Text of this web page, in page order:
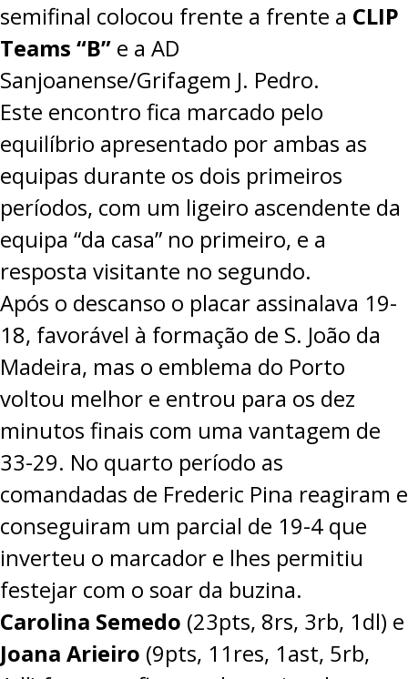
semifinal colocou frente a frente a CLIP
Teams “B” e a AD
Sanjoanense/Grifagem J. Pedro.
Este encontro fica marcado pelo
equilíbrio apresentado por ambas as
equipas durante os dois primeiros
períodos, com um ligeiro ascendente da
equipa “da casa” no primeiro, e a
resposta visitante no segundo.
Após o descanso o placar assinalava 19-
18, favorável à formação de S. João da
Madeira, mas o emblema do Porto
voltou melhor e entrou para os dez
minutos finais com uma vantagem de
33-29. No quarto período as
comandadas de Frederic Pina reagiram e
conseguiram um parcial de 19-4 que
inverteu o marcador e lhes permitiu
festejar com o soar da buzina.
Carolina Semedo (23pts, 8rs, 3rb, 1dl) e
Joana Arieiro (9pts, 11res, 1ast, 5rb,